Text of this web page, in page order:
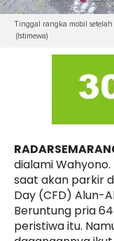
Tinggal rangka mobil
(Istimewa)
dialami
saat akan parkir
Day (CFD) Alun-
Beruntung pria
peristiwa itu.